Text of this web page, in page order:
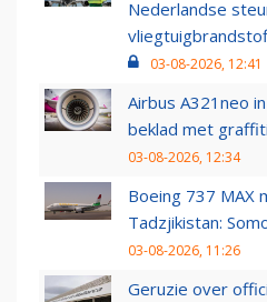
Nederlandse
03-08-2026, 12:41
Airbus A321neo
beklad met graffiti
03-08-2026, 12:34
Boeing 737 MAX
Tadzjikistan:
03-08-2026, 11:26
Geruzie over